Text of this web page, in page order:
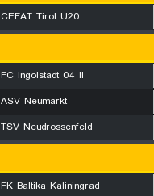
CEFAT Tirol U20
FC Ingolstadt 04 II
ASV Neumarkt
TSV Neudrossenfeld
FK Baltika Kaliningrad